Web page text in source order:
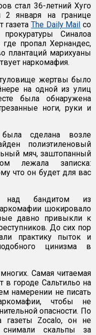
стал 36-летний Хуго
2 января на границе
газета The Daily Mail со
Синалоа
пропал Хернандес,
плантаций марихуаны
наркомафия.
жертвы было
на одной из улиц
была обнаружена
ноги, руки и
сделана возле
полиэтиленовый
мяч, заштопанный
лежала записка:
что он будет для вас
над бандитом из
шокировало
давно привыкли к
До сих пор
практику пыток и
цинизма в
Самая читаемая
в городе Сальтильо на
намерении не писать
чтобы не
опасности. По
газеты Zocalo, он не
скальпы за